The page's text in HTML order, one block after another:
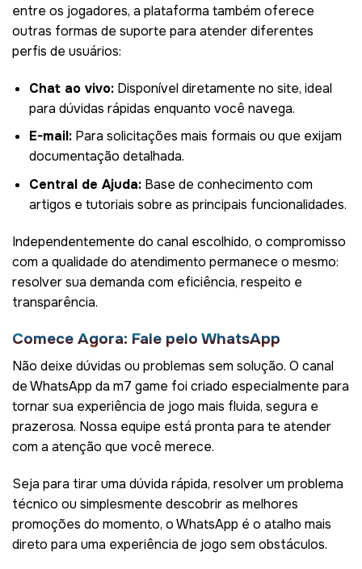
entre os jogadores, a plataforma também oferece
outras formas de suporte para atender diferentes
perfis de usuários:
Chat ao vivo:Disponível diretamente no site, ideal
para dúvidas rápidas enquanto você navega.
E-mail:Para solicitações mais formais ou que exijam
documentação detalhada.
Central de Ajuda:Base de conhecimento com
artigos e tutoriais sobre as principais funcionalidades.
Independentemente do canal escolhido, o compromisso
com a qualidade do atendimento permanece o mesmo:
resolver sua demanda com eficiência, respeito e
transparência.
Comece Agora: Fale pelo WhatsApp
Não deixe dúvidas ou problemas sem solução. O canal
de WhatsApp da m7 game foi criado especialmente para
tornar sua experiência de jogo mais fluida, segura e
prazerosa. Nossa equipe está pronta para te atender
com a atenção que você merece.
Seja para tirar uma dúvida rápida, resolver um problema
técnico ou simplesmente descobrir as melhores
promoções do momento, o WhatsApp é o atalho mais
direto para uma experiência de jogo sem obstáculos.